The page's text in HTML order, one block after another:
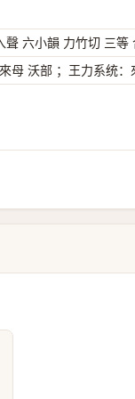
聲 六小韻 力竹切 三等
母 沃部 ；王力系统：